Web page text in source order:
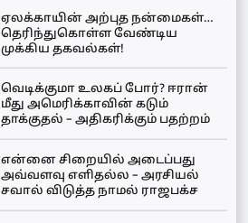
ஏலக்காயின் அற்புத நன்மைகள்…
தெரிந்துகொள்ள வேண்டிய
முக்கிய தகவல்கள்!
வெடிக்குமா உலகப் போர்? ஈரான்
மீது அமெரிக்காவின் கடும்
தாக்குதல் – அதிகரிக்கும் பதற்றம்
என்னை சிறையில் அடைப்பது
அவ்வளவு எளிதல்ல – அரசியல்
சவால் விடுத்த நாமல் ராஜபக்ச